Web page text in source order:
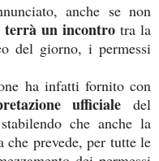
anche se non
terrà un incontrotra la
del giorno, i permessi
ha infatti fornito con
ufficiale del
che anche la
che prevede, per tutte le